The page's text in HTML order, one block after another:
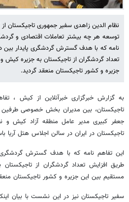
نظام الدین زاهدی سفیر جمهوری تاجیکستان
توسعه هر چه بیشتر تعاملات اقتصادی و
نامه که با هدف گسترش گردشگری پایدار بین
تعداد گردشگران از تاجیکستان به جزیره کیش
جزیره و کشور تاجیکستان منعقد گردید.
به گزارش خبرگزاری خبرآنلاین از کیش ،
تاجیکستان، بین مدیران بخش خصوصی
جعفر کبیری مدیر عامل منطقه آزاد کیش و
تاجیکستان در ایران در سالن اجلاس هتل آریا
این تفاهم نامه که با هدف گسترش گردشگری
طریق افزایش تعداد گردشگران از
مستقیم بین این جزیره و کشور تاجیکستان
سفیر تاجیکستان نیز در این نشست با بیان